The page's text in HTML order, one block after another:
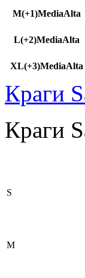
M(+1)MediaAlta
L(+2)MediaAlta
XL(+3)MediaAlta
Краги
Краги
S
M